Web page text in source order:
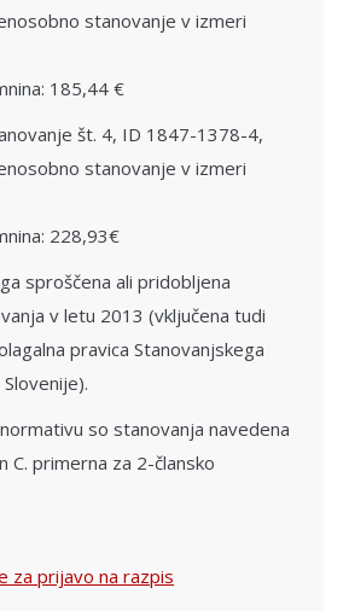
stanovanje v izmeri
185,44 €
št. 4, ID 1847-1378-4,
stanovanje v izmeri
228,93€
sproščena ali pridobljena
v letu 2013 (vključena tudi
pravica Stanovanjskega
so stanovanja navedena
C. primerna za 2-člansko
za prijavo na razpis